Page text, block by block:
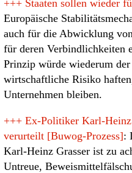
+++ Staaten sollen wieder
Europäische
auch für die Abwicklung
für deren Verbindlichkeiten
Prinzip würde wiederum
wirtschaftliche Risiko
Unternehmen bleiben.
+++ Ex-Politiker Karl-Heinz
verurteilt [Buwog-Prozess]:
Karl-Heinz Grasser ist zu
Untreue,